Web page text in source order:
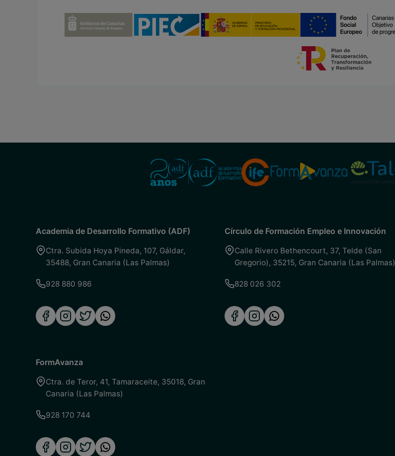
Academia de Desarrollo Formativo (ADF)
Ctra. Subida Hoya Pineda, 107, Gáldar,
35488, Gran Canaria (Las Palmas)
928 880 986
Círculo de Formación Empleo e Innovación
Calle Rivero Bethencourt, 37, Telde (San
Gregorio), 35215, Gran Canaria (Las Palmas)
828 026 302
FormAvanza
Ctra. de Teror, 41, Tamaraceite, 35018, Gran
Canaria (Las Palmas)
928 170 744